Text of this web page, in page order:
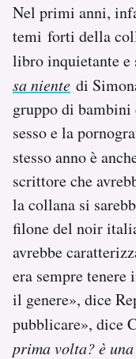
Nel primi anni,
temi forti della
libro inquietante e
sa niente di
gruppo di
sesso e la
stesso anno è
scrittore che
la collana si
filone del noir
avrebbe
era sempre
il genere», dice
pubblicare», dice
prima volta? è